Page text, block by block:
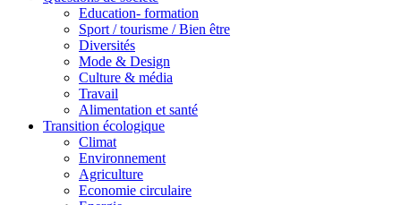
Education- formation
Sport / tourisme / Bien être
Diversités
Mode & Design
Culture & média
Travail
Alimentation et santé
Transition écologique
Climat
Environnement
Agriculture
Economie circulaire